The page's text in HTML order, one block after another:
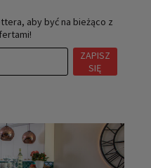
aby być na bieżąco z
ZAPISZ
SIĘ